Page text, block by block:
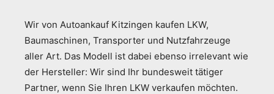
Wir von Autoankauf Kitzingen kaufen LKW,
Baumaschinen, Transporter und Nutzfahrzeuge
aller Art. Das Modell ist dabei ebenso irrelevant wie
der Hersteller: Wir sind Ihr bundesweit tätiger
Partner, wenn Sie Ihren LKW verkaufen möchten.